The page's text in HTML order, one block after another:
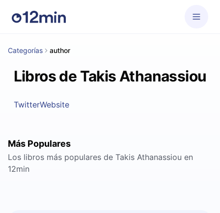
Categorías author
Libros de Takis Athanassiou
TwitterWebsite
Más Populares
Los libros más populares de Takis Athanassiou en
12min